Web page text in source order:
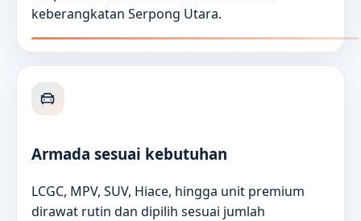
keberangkatan Serpong Utara.
Armada sesuai kebutuhan
LCGC, MPV, SUV, Hiace, hingga unit premium
dirawat rutin dan dipilih sesuai jumlah